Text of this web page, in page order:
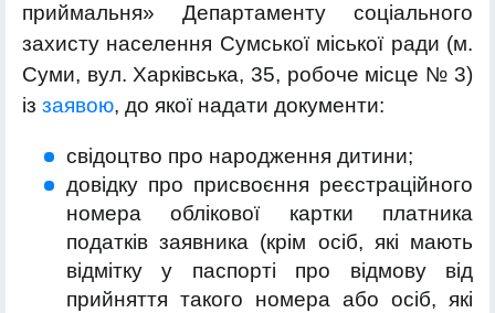
приймальня» Департаменту соціального
захисту населення Сумської міської ради (м.
Суми, вул. Харківська, 35, робоче місце № 3)
із заявою, до якої надати документи:
свідоцтво про народження дитини;
довідку про присвоєння реєстраційного
номера облікової картки платника
податків заявника (крім осіб, які мають
відмітку у паспорті про відмову від
прийняття такого номера або осіб, які